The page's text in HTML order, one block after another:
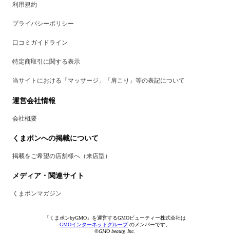
利用規約
プライバシーポリシー
口コミガイドライン
特定商取引に関する表示
当サイトにおける「マッサージ」「肩こり」等の表記について
運営会社情報
会社概要
くまポンへの掲載について
掲載をご希望の店舗様へ（来店型）
メディア・関連サイト
くまポンマガジン
「くまポンbyGMO」を運営するGMOビューティー株式会社は
GMOインターネットグループのメンバーです。
©GMO beauty, Inc.